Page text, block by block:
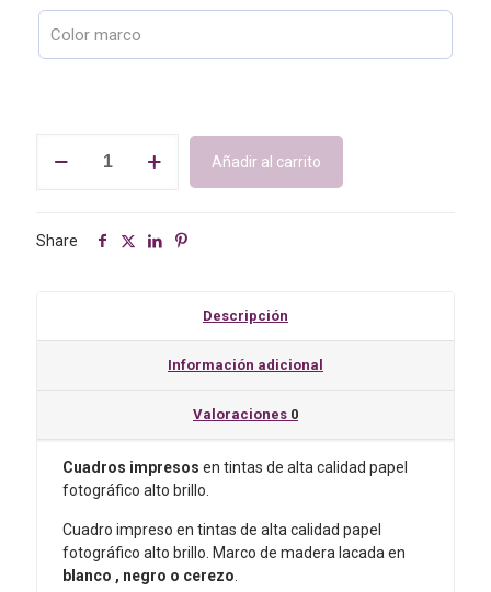
hasta
decorativo
Díptico.
Añadir al carrito
Share
Descripción
Información adicional
Valoraciones 0
Cuadros impresos en tintas de alta calidad papel
fotográfico alto brillo.
Cuadro impreso en tintas de alta calidad papel
fotográfico alto brillo. Marco de madera lacada en
blanco , negro o cerezo.